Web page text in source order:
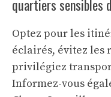
quartiers sensibles
Optez pour les
éclairés, évitez les
privilégiez
Informez-vous